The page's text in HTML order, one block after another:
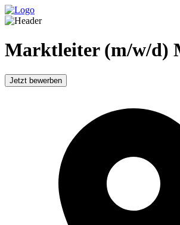
Marktleiter (m/w/d)
Jetzt bewerben